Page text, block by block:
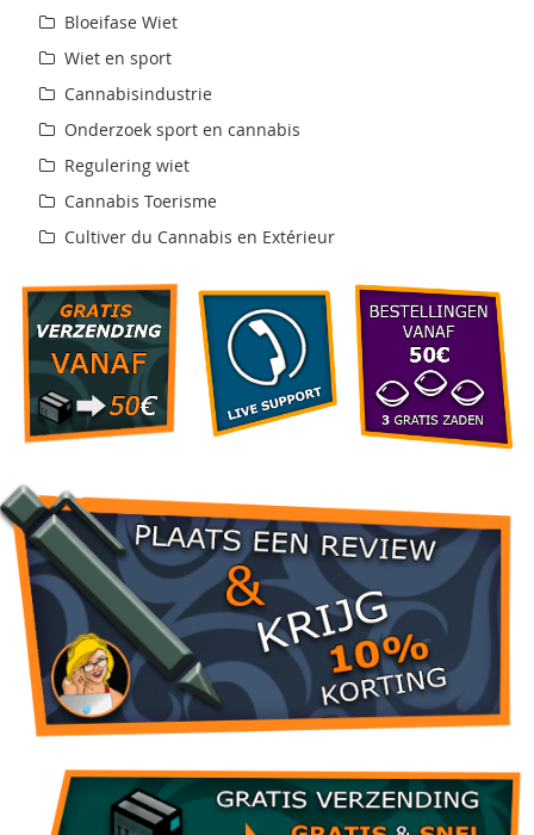
Bloeifase Wiet
Wiet en sport
Cannabisindustrie
Onderzoek sport en cannabis
Regulering wiet
Cannabis Toerisme
Cultiver du Cannabis en Extérieur